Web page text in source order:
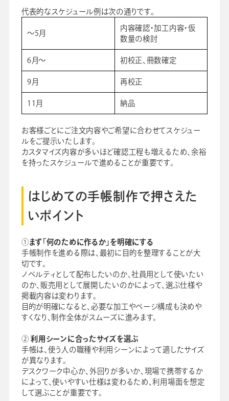
代表的なスケジュール例は次の通りです。
～5月
内容確認・加工内容・仮
数量の検討
6月～ 初校正、冊数確定
9月 再校正
11月 納品
お客様ごとにご注文内容やご希望に合わせてスケジュー
ルをご提示いたします。
カスタマイズ内容が多いほど確認工程も増えるため、余裕
を持ったスケジュールで進めることが重要です。
はじめての手帳制作で押さえた
いポイント
① まず「何のために作るか」を明確にする
手帳制作を進める際は、最初に目的を整理することが大
切です。
ノベルティとして配布したいのか、社員用として使いたい
のか、販売用として展開したいのかによって、選ぶ仕様や
掲載内容は変わります。
目的が明確になると、必要な加工やページ構成も決めや
すくなり、制作全体がスムーズに進みます。
②利用シーンに合ったサイズを選ぶ
手帳は、使う人の職種や利用シーンによって適したサイズ
が異なります。
デスクワーク中心か、外回りが多いか、現場で携帯するか
によって、使いやすい仕様は変わるため、利用場面を想定
して選ぶことが重要です。